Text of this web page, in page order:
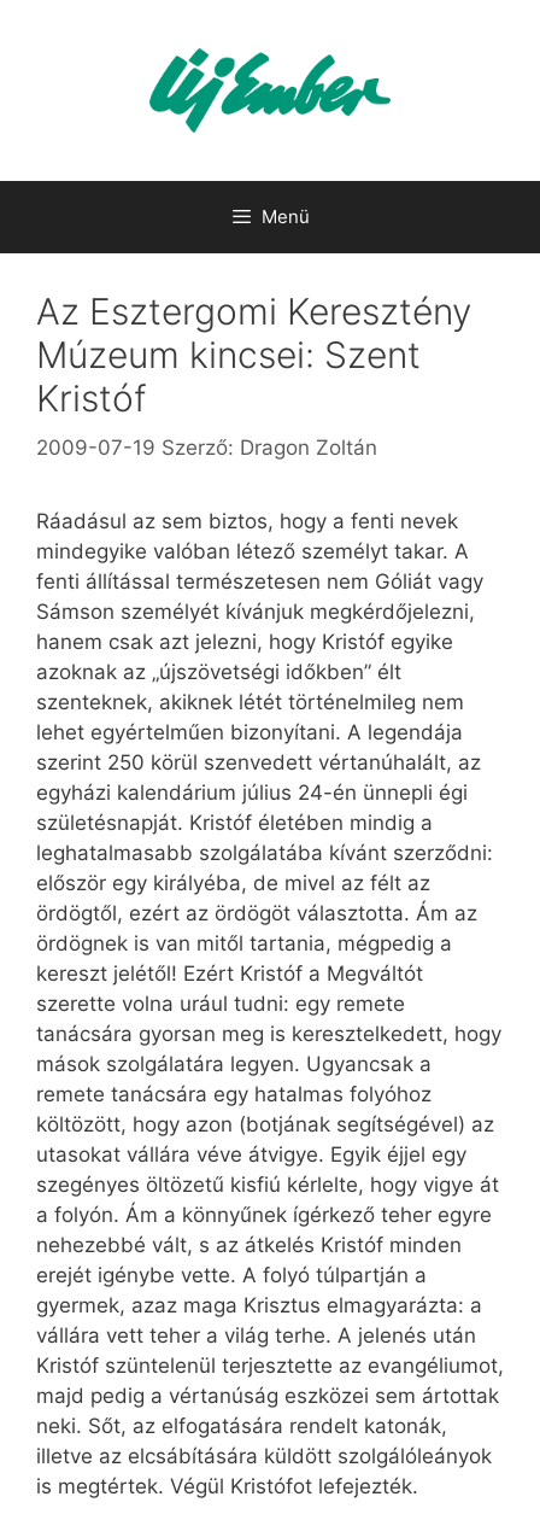
Menü
Az Esztergomi Keresztény
Múzeum kincsei: Szent
Kristóf
2009-07-19 Szerző: Dragon Zoltán
Ráadásul az sem biztos, hogy a fenti nevek
mindegyike valóban létező személyt takar. A
fenti állítással természetesen nem Góliát vagy
Sámson személyét kívánjuk megkérdőjelezni,
hanem csak azt jelezni, hogy Kristóf egyike
azoknak az „újszövetségi időkben” élt
szenteknek, akiknek létét történelmileg nem
lehet egyértelműen bizonyítani. A legendája
szerint 250 körül szenvedett vértanúhalált, az
egyházi kalendárium július 24-én ünnepli égi
születésnapját. Kristóf életében mindig a
leghatalmasabb szolgálatába kívánt szerződni:
először egy királyéba, de mivel az félt az
ördögtől, ezért az ördögöt választotta. Ám az
ördögnek is van mitől tartania, mégpedig a
kereszt jelétől! Ezért Kristóf a Megváltót
szerette volna urául tudni: egy remete
tanácsára gyorsan meg is keresztelkedett, hogy
mások szolgálatára legyen. Ugyancsak a
remete tanácsára egy hatalmas folyóhoz
költözött, hogy azon (botjának segítségével) az
utasokat vállára véve átvigye. Egyik éjjel egy
szegényes öltözetű kisfiú kérlelte, hogy vigye át
a folyón. Ám a könnyűnek ígérkező teher egyre
nehezebbé vált, s az átkelés Kristóf minden
erejét igénybe vette. A folyó túlpartján a
gyermek, azaz maga Krisztus elmagyarázta: a
vállára vett teher a világ terhe. A jelenés után
Kristóf szüntelenül terjesztette az evangéliumot,
majd pedig a vértanúság eszközei sem ártottak
neki. Sőt, az elfogatására rendelt katonák,
illetve az elcsábítására küldött szolgálóleányok
is megtértek. Végül Kristófot lefejezték.